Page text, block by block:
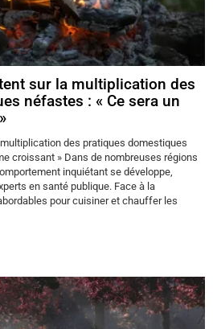
sur la multiplication des
néfastes : « Ce sera un
des pratiques domestiques
croissant » Dans de nombreuses régions
inquiétant se développe,
en santé publique. Face à la
pour cuisiner et chauffer les